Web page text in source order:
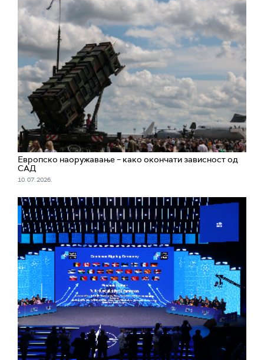
Европско наоружавање – како окончати зависност од
САД
10. 07. 2026.